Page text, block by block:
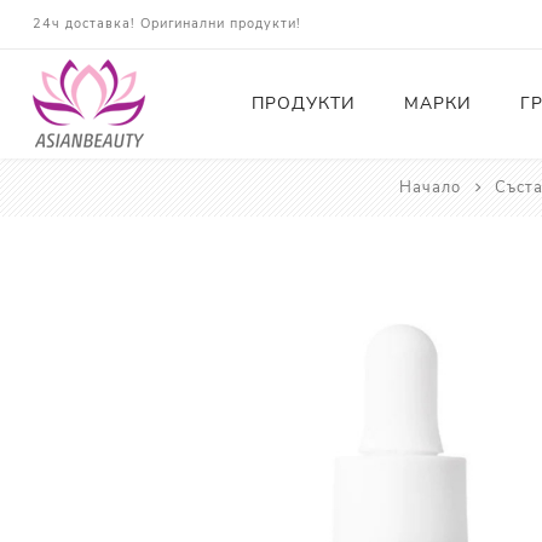
24ч доставка! Оригинални продукти!
ПРОДУКТИ МАРКИ
Начало